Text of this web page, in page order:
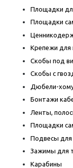
Площадки
Площадки
Крепежи для
Скобы под
Скобы с
Дюбели-
Бонтажи
Ленты,
Площадки
Подвесы для
Зажимы для
Карабины